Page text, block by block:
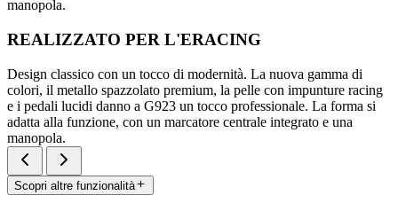
manopola.
REALIZZATO PER L'ERACING
Design classico con un tocco di modernità. La nuova gamma di
colori, il metallo spazzolato premium, la pelle con impunture racing
e i pedali lucidi danno a G923 un tocco professionale. La forma si
adatta alla funzione, con un marcatore centrale integrato e una
manopola.
Scopri altre funzionalità